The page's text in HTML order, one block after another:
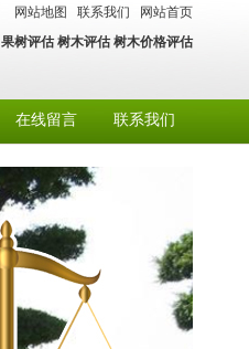
网站地图 联系我们
网站首页
果树评估 树木评估 树木价格评估
在线留言 联系我们